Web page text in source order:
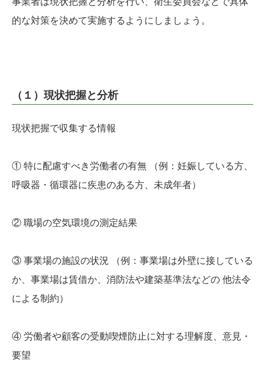
的な対策を決めて実施するようにしましょう。
（１）現状把握と分析
現状把握で収集する情報
① 特に配慮すべき労働者の有無 （例：妊娠している方、
呼吸器・循環器に疾患のある方、未成年者）
② 職場の空気環境の測定結果
③ 事業場の施設の状況 （例：事業場は外壁に接している
か、事業場は賃借か、消防法や建築基準法などの 他法令
による制約）
④ 労働者や顧客の受動喫煙防止に対する理解度、意見・
要望